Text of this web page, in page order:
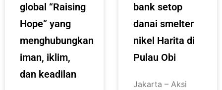
global “Raising
Hope” yang
menghubungkan
iman, iklim,
dan keadilan
bank setop
danai smelter
nikel Harita di
Pulau Obi
Jakarta – Aksi